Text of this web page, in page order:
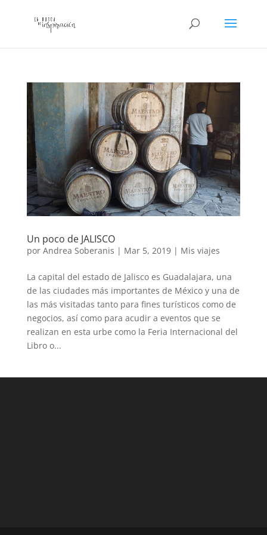
Un poco de JALISCO
por Andrea Soberanis | Mar 5, 2019| Mis viajes
La capital del estado de Jalisco es Guadalajara, una
de las ciudades más importantes de México y una de
las más visitadas tanto para fines turísticos como de
negocios, así como para acudir a eventos que se
realizan en esta urbe como la Feria Internacional del
Libro o...